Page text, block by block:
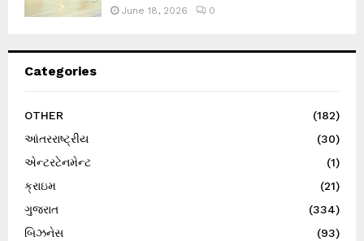
June 18, 2026 0
Categories
OTHER
(182)
આંતરરાષ્ટ્રીય
(30)
એન્ટરટેનમેન્ટ
(1)
ક્રાઇમ
(21)
ગુજરાત
(334)
બિઝનેસ
(93)